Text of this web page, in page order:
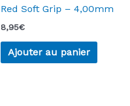
Red Soft Grip – 4,00mm
8,95€
Ajouter au panier